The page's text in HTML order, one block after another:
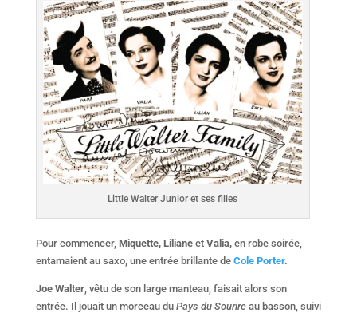
Little Walter Junior et ses filles
Pour commencer, Miquette, Lilianeet Valia,en robe soirée,
entamaient au saxo, une entrée brillante de Cole Porter.
Joe Walter, vêtu de son large manteau, faisait alors son
entrée. Il jouait un morceau du Pays du Sourireau basson, suivi